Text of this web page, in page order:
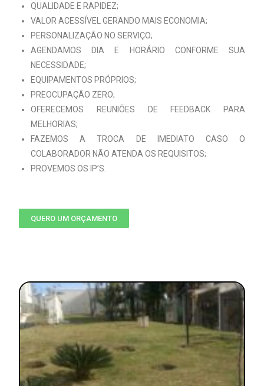
QUALIDADE E RAPIDEZ;
VALOR ACESSÍVEL GERANDO MAIS ECONOMIA;
PERSONALIZAÇÃO NO SERVIÇO;
AGENDAMOS DIA E HORÁRIO CONFORME SUA
NECESSIDADE;
EQUIPAMENTOS PRÓPRIOS;
PREOCUPAÇÃO ZERO;
OFERECEMOS REUNIÕES DE FEEDBACK PARA
MELHORIAS;
FAZEMOS A TROCA DE IMEDIATO CASO O
COLABORADOR NÃO ATENDA OS REQUISITOS;
PROVEMOS OS IP’S.
QUERO UM ORÇAMENTO